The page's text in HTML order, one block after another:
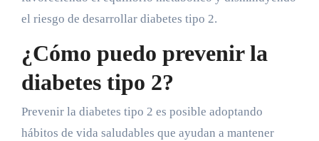
el riesgo de desarrollar diabetes tipo 2.
¿Cómo puedo prevenir la
diabetes tipo 2?
Prevenir la diabetes tipo 2 es posible adoptando
hábitos de vida saludables que ayudan a mantener